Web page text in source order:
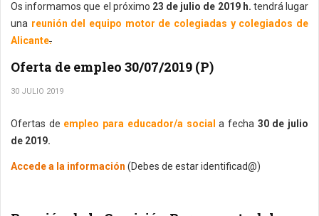
Os informamos que el próximo 23 de julio de 2019 h. tendrá lugar
una reunión del equipo motor de colegiadas y colegiados de
Alicante.
Oferta de empleo 30/07/2019 (P)
30 JULIO 2019
Ofertas de empleo para educador/a social a fecha 30 de julio
de 2019.
Accede a la información (Debes de estar identificad@)